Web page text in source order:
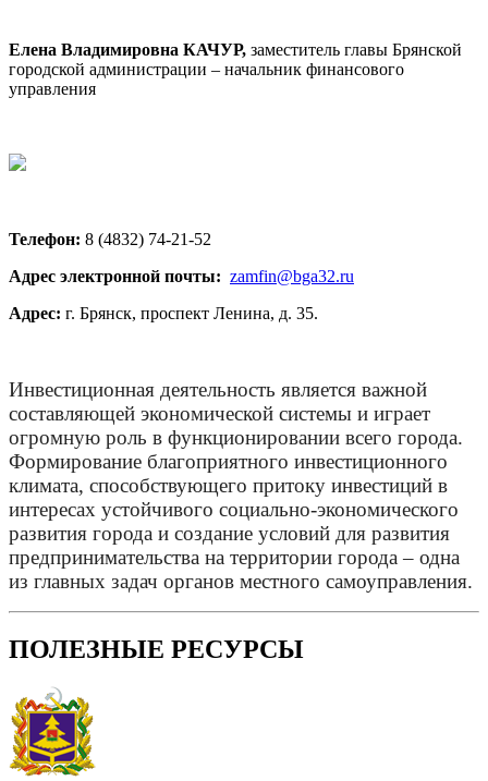
Елена Владимировна КАЧУР, заместитель главы Брянской
городской администрации – начальник финансового
управления
Телефон: 8 (4832) 74-21-52
Адрес электронной почты: zamfin@bga32.ru
Адрес: г. Брянск, проспект Ленина, д. 35.
Инвестиционная деятельность является важной
составляющей экономической системы и играет
огромную роль в функционировании всего города.
Формирование благоприятного инвестиционного
климата, способствующего притоку инвестиций в
интересах устойчивого социально-экономического
развития города и создание условий для развития
предпринимательства на территории города – одна
из главных задач органов местного самоуправления.
ПОЛЕЗНЫЕ РЕСУРСЫ